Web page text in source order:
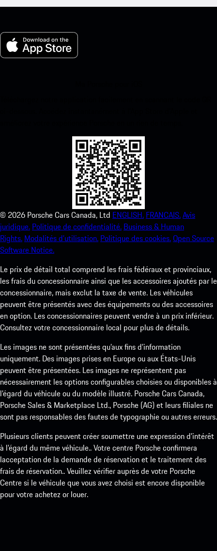
© 2026 Porsche Cars Canada, Ltd ENGLISH. FRANCAIS.Avis
juridique. Politique de confidentialité. Business & Human
Rights. Modalités d’utilisation. Politique des cookies.Open Source
Software Notice.
Le prix de détail total comprend les frais fédéraux et provinciaux,
les frais du concessionnaire ainsi que les accessoires ajoutés par le
concessionnaire, mais exclut la taxe de vente. Les véhicules
peuvent être présentés avec des équipements ou des accessoires
en option. Les concessionnaires peuvent vendre à un prix inférieur.
Consultez votre concessionnaire local pour plus de détails.
Les images ne sont présentées qu’aux fins d’information
uniquement. Des images prises en Europe ou aux États-Unis
peuvent être présentées. Les images ne représentent pas
nécessairement les options configurables choisies ou disponibles à
l’égard du véhicule ou du modèle illustré. Porsche Cars Canada,
Porsche Sales & Marketplace Ltd., Porsche (AG) et leurs filiales ne
sont pas responsables des fautes de typographie ou autres erreurs.
Plusieurs clients peuvent créer soumettre une expression d’intérêt
à l’égard du même véhicule.. Votre centre Porsche confirmera
lacceptation de la demande de réservation et le traitement des
frais de réservation.. Veuillez vérifier auprès de votre Porsche
Centre si le véhicule que vous avez choisi est encore disponible
pour votre achetez or louer.